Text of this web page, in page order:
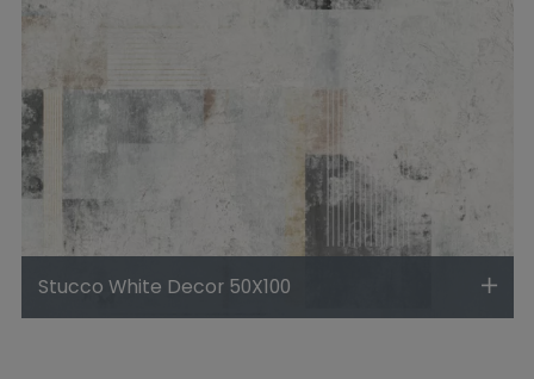
Stucco White Decor 50X100